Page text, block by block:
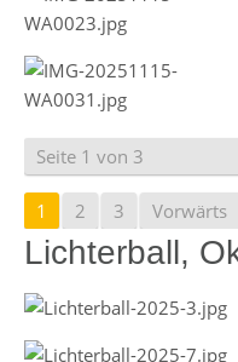
Seite 1 von 3
1 2 3 Vorwärts
Lichterball,